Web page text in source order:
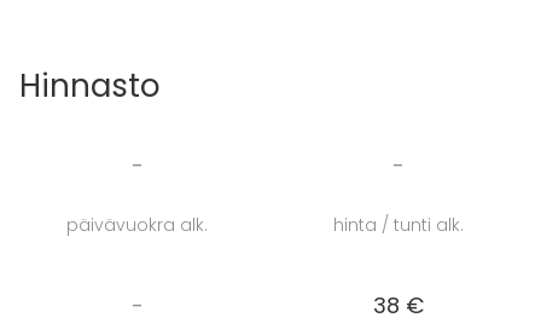
Kattosaunalle on tarjolla herkullisia tarjoiluja erilliseltä
veloitetaan jälkikäteen avattujen tuotteiden mukaan.
Sujuvan asioinnin mahdollistamiseksi edellytämme
Hinnasto
-
päivävuokra alk.
-
hinta / tunti alk.
- 38 €